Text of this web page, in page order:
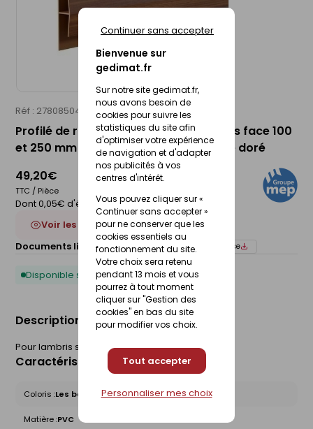
Bienvenue sur
gedimat.fr
Sur notre site gedimat.fr,
nous avons besoin de
cookies pour suivre les
statistiques du site afin
d'optimiser votre expérience
de navigation et d'adapter
nos publicités à vos
centres d'intérêt.
Vous pouvez cliquer sur «
Continuer sans accepter »
pour ne conserver que les
cookies essentiels au
fonctionnement du site.
Votre choix sera retenu
pendant 13 mois et vous
pourrez à tout moment
cliquer sur "Gestion des
cookies" en bas du site
pour modifier vos choix.
Tout accepter
Continuer sans accepter
Personnaliser mes choix
Réf : 27808504 MEP
Profilé de raccord largeur lambris sous face 100
et 250 mm - 12 x 137 mm L.4 m - chêne doré
49,20€
TTC / Pièce
Dont 0,05€ d'éco-participation
Voir les 5 déclinaisons
Documents liés :
Fiche technique Notice de pose
Disponible sous 10 jours
Description du produit
Pour lambris sous face de largeur 250 mm.
Caractéristiques du produit
Coloris :Les bois blonds
Matière :PVC